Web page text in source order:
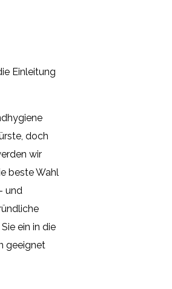
Einleitung
doch
wir
beste Wahl
und
ein in die
geeignet